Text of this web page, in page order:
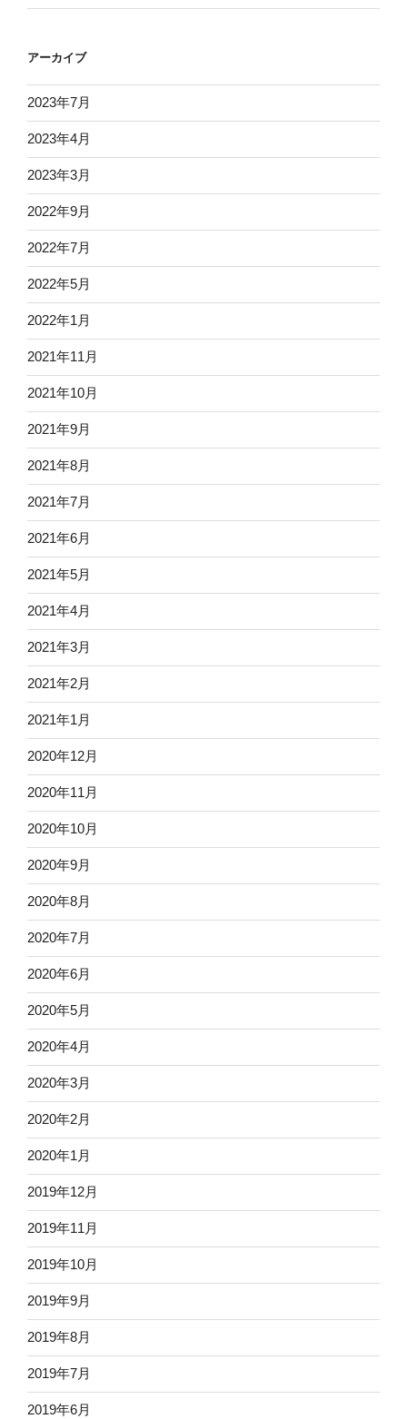
アーカイブ
2023年7月
2023年4月
2023年3月
2022年9月
2022年7月
2022年5月
2022年1月
2021年11月
2021年10月
2021年9月
2021年8月
2021年7月
2021年6月
2021年5月
2021年4月
2021年3月
2021年2月
2021年1月
2020年12月
2020年11月
2020年10月
2020年9月
2020年8月
2020年7月
2020年6月
2020年5月
2020年4月
2020年3月
2020年2月
2020年1月
2019年12月
2019年11月
2019年10月
2019年9月
2019年8月
2019年7月
2019年6月